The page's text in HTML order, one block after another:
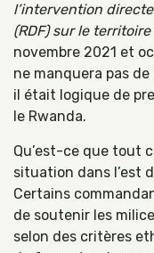
l’intervention
(RDF) sur le territoire
novembre 2021 et
ne manquera pas
il était logique de
le Rwanda.
Qu’est-ce que tout
situation dans l’est
Certains
de soutenir les
selon des critères